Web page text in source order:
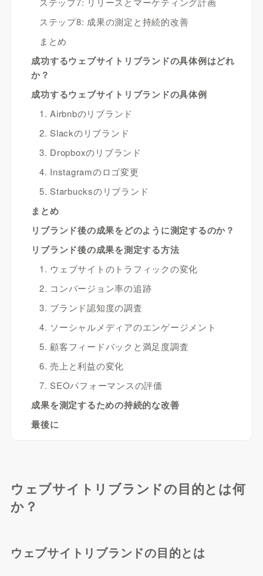
ステップ8: 成果の測定と持続的改善
まとめ
成功するウェブサイトリブランドの具体例はどれ
か？
成功するウェブサイトリブランドの具体例
1. Airbnbのリブランド
2. Slackのリブランド
3. Dropboxのリブランド
4. Instagramのロゴ変更
5. Starbucksのリブランド
まとめ
リブランド後の成果をどのように測定するのか？
リブランド後の成果を測定する方法
1. ウェブサイトのトラフィックの変化
2. コンバージョン率の追跡
3. ブランド認知度の調査
4. ソーシャルメディアのエンゲージメント
5. 顧客フィードバックと満足度調査
6. 売上と利益の変化
7. SEOパフォーマンスの評価
成果を測定するための持続的な改善
最後に
ウェブサイトリブランドの目的とは何
か？
ウェブサイトリブランドの目的とは